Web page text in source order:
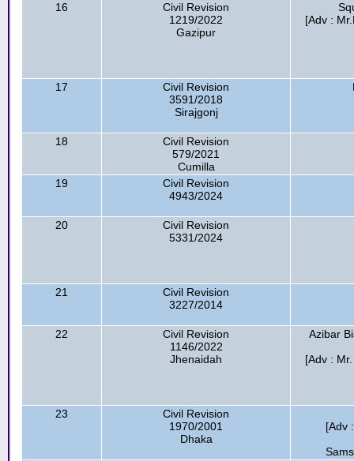
16
Civil Revision
1219/2022
Gazipur
[Adv :
17
Civil Revision
3591/2018
Sirajgonj
18
Civil Revision
579/2021
Cumilla
19
Civil Revision
4943/2024
20
Civil Revision
5331/2024
21
Civil Revision
3227/2014
22
Civil Revision
1146/2022
Jhenaidah
Azibar
[Adv :
23
Civil Revision
1970/2001
Dhaka
[Adv